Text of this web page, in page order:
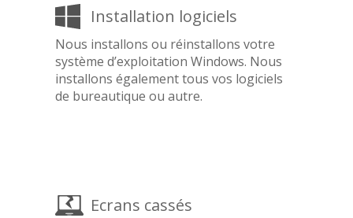
Installation logiciels
Nous installons ou réinstallons votre
système d’exploitation Windows. Nous
installons également tous vos logiciels
de bureautique ou autre.
Ecrans cassés